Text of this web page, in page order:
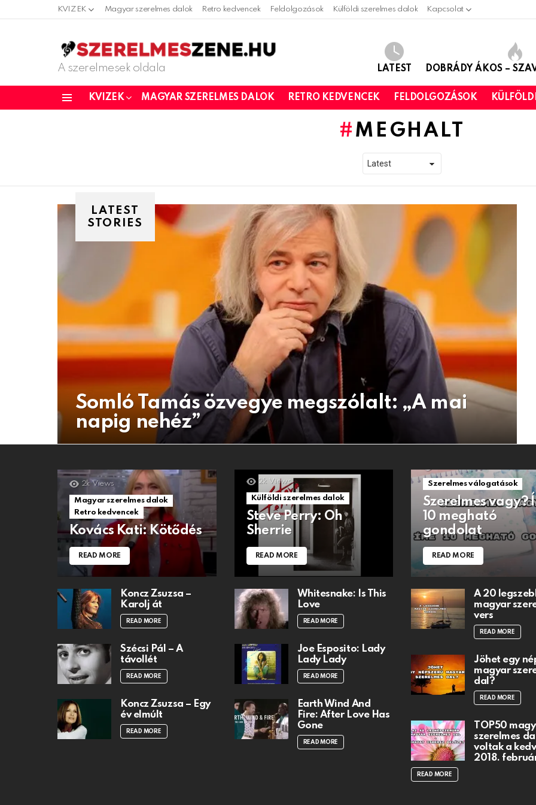
KVIZEK Magyar szerelmes dalok Retro kedvencek Feldolgozások Külföldi szerelmes dalok Kapcsolat
A szerelmesek oldala LATEST DOBRÁDY ÁKOS –
KVIZEK MAGYAR SZERELMES DALOK RETRO KEDVENCEK FELDOLGOZÁSOK
MEGHALT
LATEST
STORIES
Somló Tamás özvegye megszólalt: „A mai
napig nehéz”
2k Views
Magyar szerelmes dalok
Retro kedvencek
Kovács Kati: Kötődés
READ MORE
Koncz Zsuzsa –
Karolj át
READ MORE
Szécsi Pál – A
távollét
READ MORE
Koncz Zsuzsa – Egy
év elmúlt
READ MORE
2k Views
Külföldi szerelmes dalok
Steve Perry: Oh
Sherrie
READ MORE
Whitesnake: Is This
Love
READ MORE
Joe Esposito: Lady
Lady Lady
READ MORE
Earth Wind And
Fire: After Love Has
Gone
READ MORE
Szerelmes válogatások
Szerelmes vagy?
10 megható
gondolat
READ MORE
A 20
magyar
vers
READ MORE
Jöhet egy
magyar
dal?
READ MORE
TOP50
szerelmes
voltak a
2018.
READ MORE